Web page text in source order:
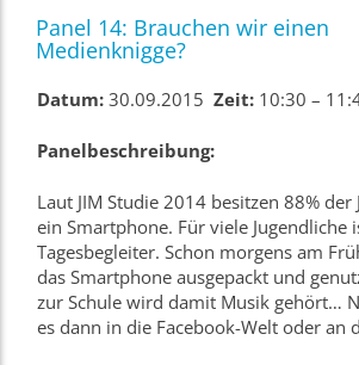
Panel 14: Brauchen wir einen
Medienknigge?
Datum: 30.09.2015 Zeit: 10:30 –
Panelbeschreibung:
Laut JIM Studie 2014 besitzen 88% der
ein Smartphone. Für viele Jugendliche
Tagesbegleiter. Schon morgens am
das Smartphone ausgepackt und
zur Schule wird damit Musik gehört…
es dann in die Facebook-Welt oder an